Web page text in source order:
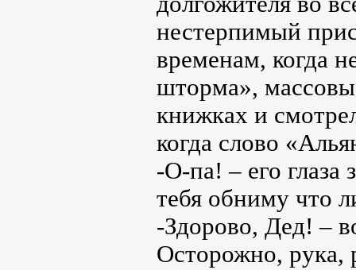
нестерпимый
временам, когда
шторма»,
книжках и
когда слово
-О-па! – его глаза
тебя обниму что
-Здорово, Дед! –
Осторожно, рука,